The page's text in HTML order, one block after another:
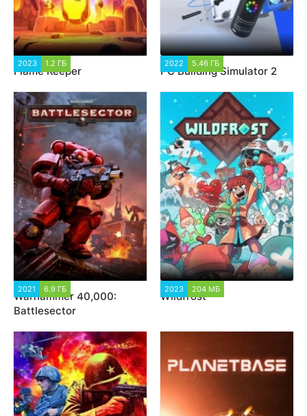
2023 1.2 ГБ
Flame Keeper
2022 5.46 ГБ
PC Building Simulator 2
2021 6.9 ГБ
Warhammer 40,000:
Battlesector
2023 204 МБ
Wildfrost